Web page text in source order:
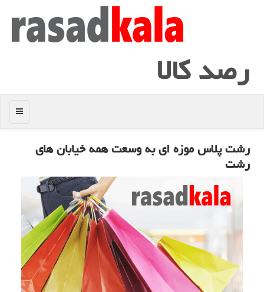
رصد كالا
منو
رشت پلاس موزه ای به وسعت همه خیابان های
رشت